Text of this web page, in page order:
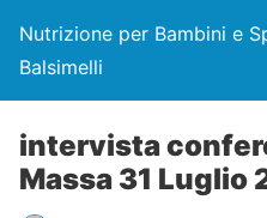
Nutrizione per Bambini e
Balsimelli
intervista
Massa 31 Luglio